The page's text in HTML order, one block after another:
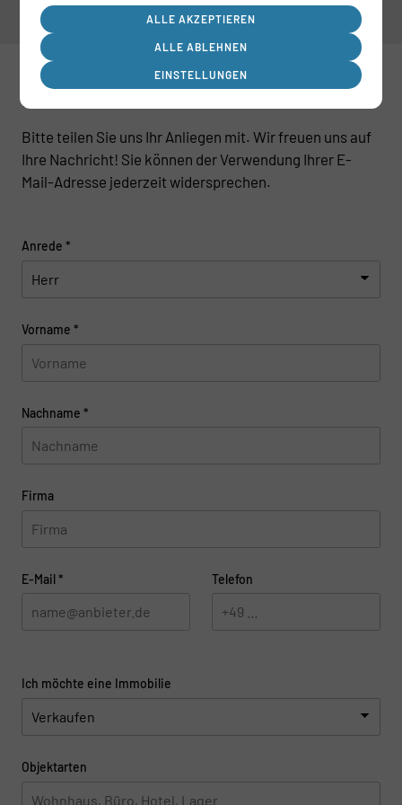
Kontakt aufnehmen
Bitte teilen Sie uns Ihr Anliegen mit. Wir freuen uns auf
Ihre Nachricht! Sie können der Verwendung Ihrer E-
Mail-Adresse jederzeit widersprechen.
Anrede *
Vorname *
Nachname *
Firma
E-Mail* Telefon
Ich möchte eine Immobilie
Objektarten
EINSTELLUNGEN
ALLE ABLEHNEN
ALLE AKZEPTIEREN